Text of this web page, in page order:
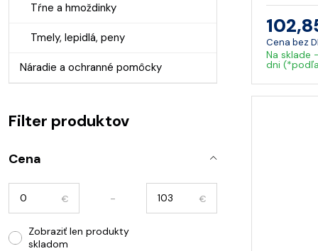
Tŕne a hmoždinky
Tmely, lepidlá, peny
Náradie a ochranné pomôcky
Filter produktov
Cena
€ - €
Zobraziť len produkty
skladom
Cena bez
Na sklade
dni